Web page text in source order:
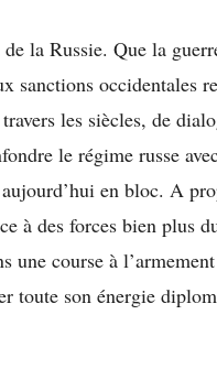
la Russie. Que la
sanctions occidentales
les siècles, de
le régime russe
en bloc. A
à des forces bien plus
une course à
toute son énergie